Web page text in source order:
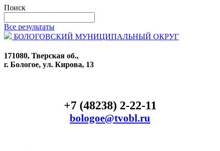
Поиск
Все результаты
БОЛОГОВСКИЙ МУНИЦИПАЛЬНЫЙ ОКРУГ
171080, Тверская об.,
г. Бологое, ул. Кирова, 13
+7 (48238) 2-22-11
bologoe@tvobl.ru